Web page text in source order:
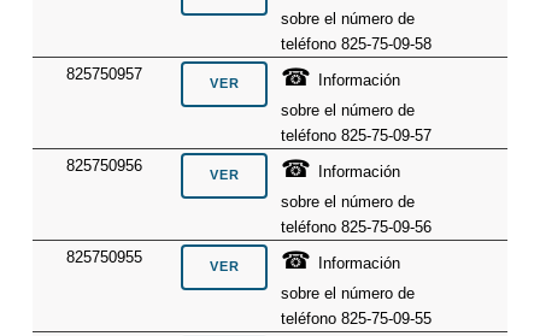
sobre el número de
teléfono 825-75-09-58
825750957
☎
Información
sobre el número de
teléfono 825-75-09-57
825750956
☎
Información
sobre el número de
teléfono 825-75-09-56
825750955
☎
Información
sobre el número de
teléfono 825-75-09-55